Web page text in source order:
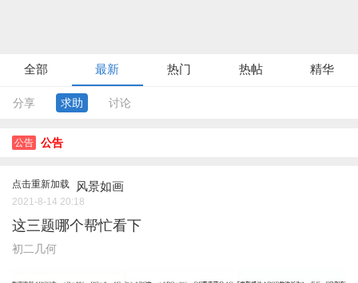
全部 最新 热门 热帖 精华
分享 求助 讨论
公告 公告
点击重新加载 风景如画
2021-8-14 20:18
这三题哪个帮忙看下
初二几何